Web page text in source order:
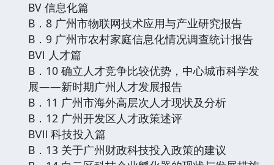
BV 信息化篇
B．8 广州市物联网技术应用与产业研究报告
B．9 广州市农村家庭信息化情况调查统计报告
BⅥ 人才篇
B．10 确立人才竞争比较优势，中心城市科学发
展——新时期广州人才发展报告
B．11 广州市海外高层次人才现状及分析
B．12 广州开发区人才政策述评
BⅦ 科技投入篇
B．13 关于广州财政科技投入政策的建议